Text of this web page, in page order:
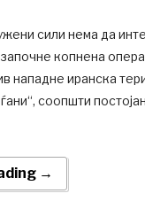
сили нема да
копнена
нападне иранска
соопшти
→